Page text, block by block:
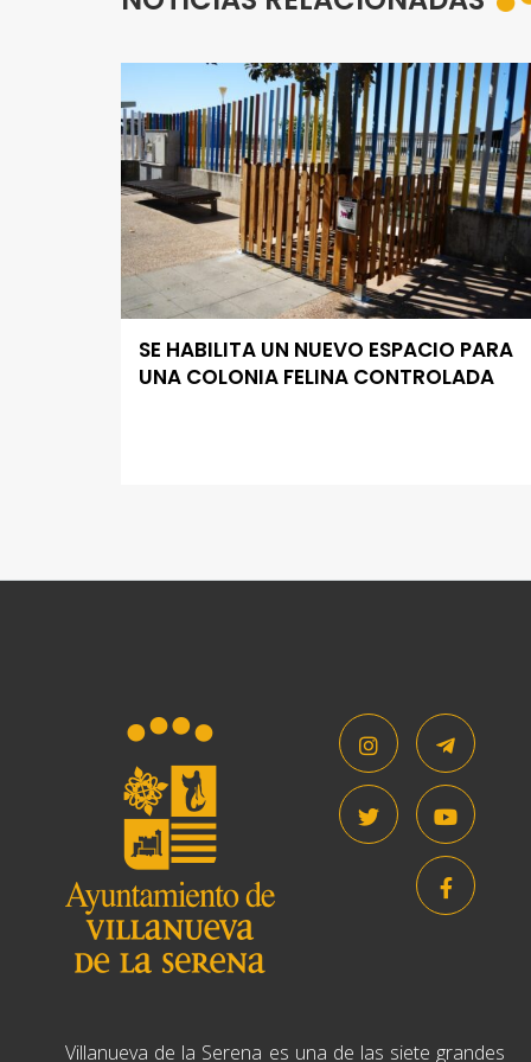
SE HABILITA UN NUEVO ESPACIO PARA
UNA COLONIA FELINA CONTROLADA
Villanueva de la Serena es una de las siete grandes